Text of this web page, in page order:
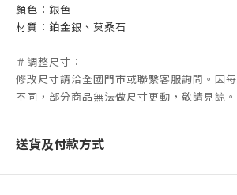
顏色：銀色
材質：鉑金銀、莫桑石
＃調整尺寸：
修改尺寸請洽全國門市或聯繫客服詢問。因
不同，部分商品無法做尺寸更動，敬請見諒。
送貨及付款方式